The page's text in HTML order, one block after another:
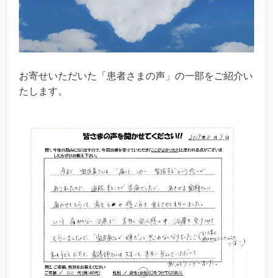
お寄せいただいた「患者さまの声」の一部をご紹介い
たします。